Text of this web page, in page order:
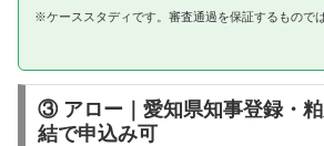
※ケーススタディです。審査通過を保証するもので
③ アロー｜愛知県知事登録・
結で申込み可